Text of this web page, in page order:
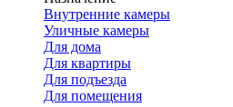
Внутренние камеры
Уличные камеры
Для дома
Для квартиры
Для подъезда
Для помещения